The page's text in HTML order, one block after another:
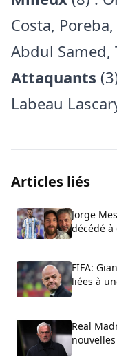
Costa,
Abdul Samed,
Attaquants
Labeau
Articles liés
Jorge
décédé à
FIFA:
liées à
Real